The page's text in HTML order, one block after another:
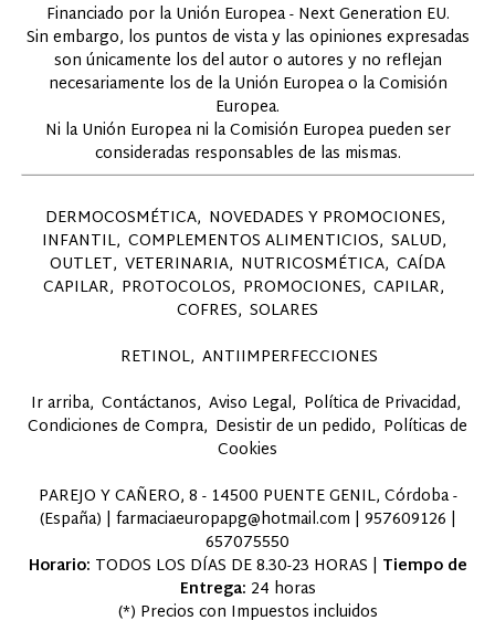
Financiado por la Unión Europea - Next Generation EU.
Sin embargo, los puntos de vista y las opiniones expresadas
son únicamente los del autor o autores y no reflejan
necesariamente los de la Unión Europea o la Comisión
Europea.
Ni la Unión Europea ni la Comisión Europea pueden ser
consideradas responsables de las mismas.
DERMOCOSMÉTICA NOVEDADES Y PROMOCIONES
INFANTIL COMPLEMENTOS ALIMENTICIOS SALUD
OUTLET VETERINARIA NUTRICOSMÉTICA CAÍDA
CAPILAR PROTOCOLOS PROMOCIONES CAPILAR
COFRES SOLARES
RETINOL ANTIIMPERFECCIONES
Ir arriba Contáctanos Aviso Legal Política de Privacidad
Condiciones de Compra Desistir de un pedido Políticas de
Cookies
PAREJO Y CAÑERO, 8 - 14500 PUENTE GENIL, Córdoba -
(España) | farmaciaeuropapg@hotmail.com | 957609126 |
657075550
Horario: TODOS LOS DÍAS DE 8.30-23 HORAS | Tiempo de
Entrega: 24 horas
(*) Precios con Impuestos incluidos